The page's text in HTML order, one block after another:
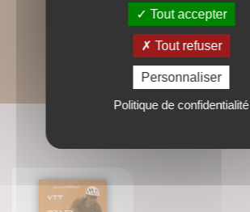
Tout accepter
Tout refuser
Personnaliser
Politique de confidentialité